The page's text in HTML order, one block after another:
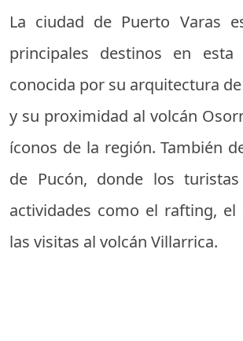
La ciudad de Puerto Varas
principales destinos en esta
conocida por su arquitectura
y su proximidad al volcán
íconos de la región. También
de Pucón, donde los
actividades como el rafting, el
las visitas al volcán Villarrica.